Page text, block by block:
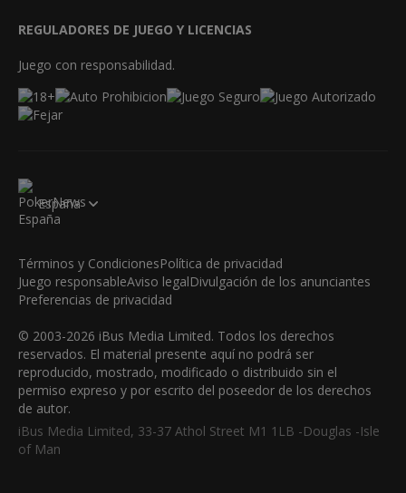
REGULADORES DE JUEGO Y LICENCIAS
Juego con responsabilidad.
España
Términos y CondicionesPolítica de privacidad
Juego responsableAviso legalDivulgación de los anunciantes
Preferencias de privacidad
© 2003-2026 iBus Media Limited. Todos los derechos
reservados. El material presente aquí no podrá ser
reproducido, mostrado, modificado o distribuido sin el
permiso expreso y por escrito del poseedor de los derechos
de autor.
iBus Media Limited, 33-37 Athol Street M1 1LB -Douglas -Isle
of Man